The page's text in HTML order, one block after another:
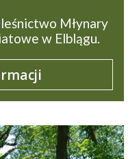
Młynary
w Elblągu.